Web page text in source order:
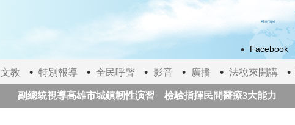
Facebook
文教 特別報導 全民呼聲 影音 廣播 法稅來開講
副總統視導高雄市城鎮韌性演習 檢驗指揮民間醫療3大能力